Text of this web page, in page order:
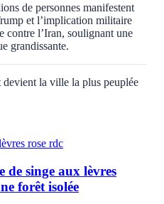
de personnes manifestent
et l’implication militaire
contre l’Iran, soulignant une
grandissante.
devient la ville la plus peuplée
de singe aux lèvres
forêt isolée